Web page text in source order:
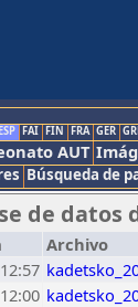
ESP FAI FIN FRA GER
AUT
Búsqueda de
de datos
Archivo